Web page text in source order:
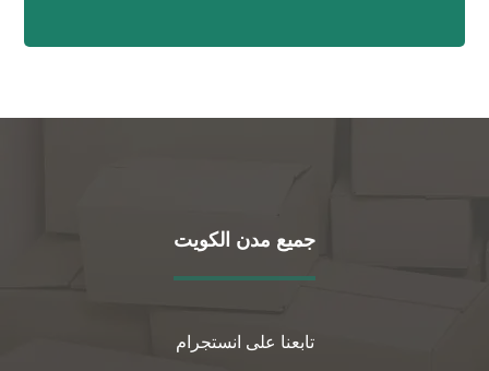
جميع مدن الكويت
تابعنا على انستجرام